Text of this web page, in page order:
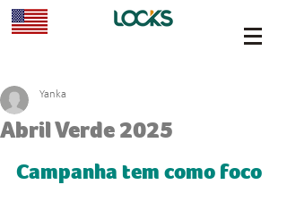
Abril Verde 2025
Yanka
Campanha tem como foco